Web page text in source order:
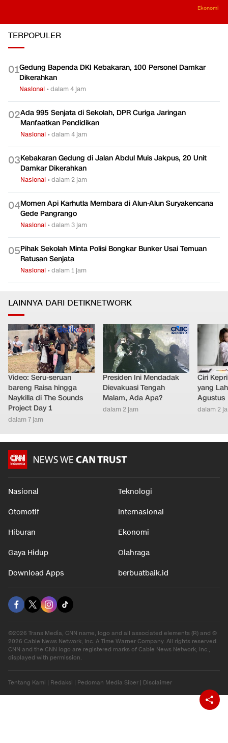
Ekonomi
TERPOPULER
01Gedung Bapenda DKI Kebakaran, 100 Personel Damkar
Dikerahkan
Nasional •dalam 4 jam
02Ada 995 Senjata di Sekolah, DPR Curiga Jaringan
Manfaatkan Pendidikan
Nasional •dalam 4 jam
03Kebakaran Gedung di Jalan Abdul Muis Jakpus, 20 Unit
Damkar Dikerahkan
Nasional •dalam 2 jam
04Momen Api Karhutla Membara di Alun-Alun Suryakencana
Gede Pangrango
Nasional •dalam 3 jam
05Pihak Sekolah Minta Polisi Bongkar Bunker Usai Temuan
Ratusan Senjata
Nasional •dalam 1 jam
LAINNYA DARI DETIKNETWORK
Video: Seru-seruan
bareng Raisa hingga
Naykilla di The Sounds
Project Day 1
dalam 7 jam
Presiden Ini Mendadak
Dievakuasi Tengah
Malam, Ada Apa?
dalam 2 jam
Ciri
yang
Agustus
dalam 2
Nasional Teknologi
Otomotif Internasional
Hiburan Ekonomi
Gaya Hidup Olahraga
Download Apps berbuatbaik.id
©2026 Trans Media, CNN name, logo and all associated elements (R) and ©
2026 Cable News Network, Inc. A Time Warner Company. All rights reserved.
CNN and the CNN logo are registered marks of Cable News Network, Inc.,
displayed with permission.
Tentang Kami | Redaksi | Pedoman Media Siber | Disclaimer